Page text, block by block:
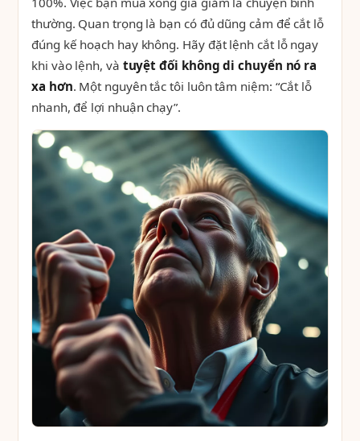
thường. Quan trọng là bạn có đủ dũng cảm để cắt lỗ
đúng kế hoạch hay không. Hãy đặt lệnh cắt lỗ ngay
khi vào lệnh, và tuyệt đối không di chuyển nó ra
xa hơn. Một nguyên tắc tôi luôn tâm niệm: “Cắt lỗ
nhanh, để lợi nhuận chạy”.